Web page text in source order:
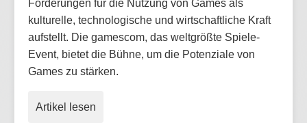
Forderungen für die Nutzung von Games als
kulturelle, technologische und wirtschaftliche Kraft
aufstellt. Die gamescom, das weltgrößte Spiele-
Event, bietet die Bühne, um die Potenziale von
Games zu stärken.
Artikel lesen